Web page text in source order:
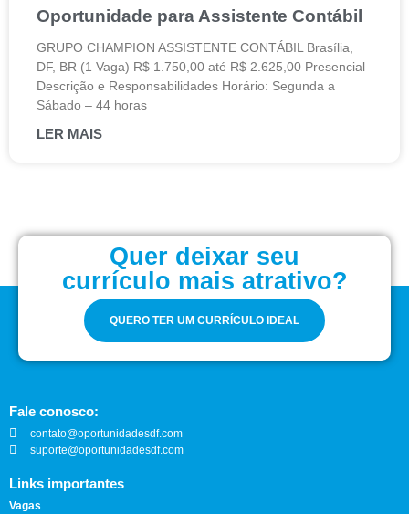
Oportunidade para Assistente Contábil
GRUPO CHAMPION ASSISTENTE CONTÁBIL Brasília,
DF, BR (1 Vaga) R$ 1.750,00 até R$ 2.625,00 Presencial
Descrição e Responsabilidades Horário: Segunda a
Sábado – 44 horas
LER MAIS
Quer deixar seu
currículo mais atrativo?
QUERO TER UM CURRÍCULO IDEAL
Fale conosco:
contato@oportunidadesdf.com
suporte@oportunidadesdf.com
Links importantes
Vagas